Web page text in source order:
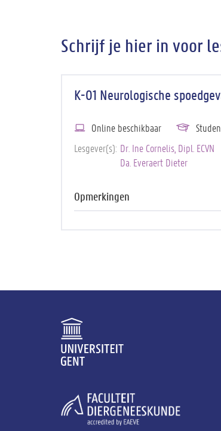
Schrijf je hier in voor
K-01 Neurologische
Online beschikbaar
Lesgever(s) Dr. Ine Cornelis, Dipl. ECVN
Da. Everaert Dieter
Opmerkingen